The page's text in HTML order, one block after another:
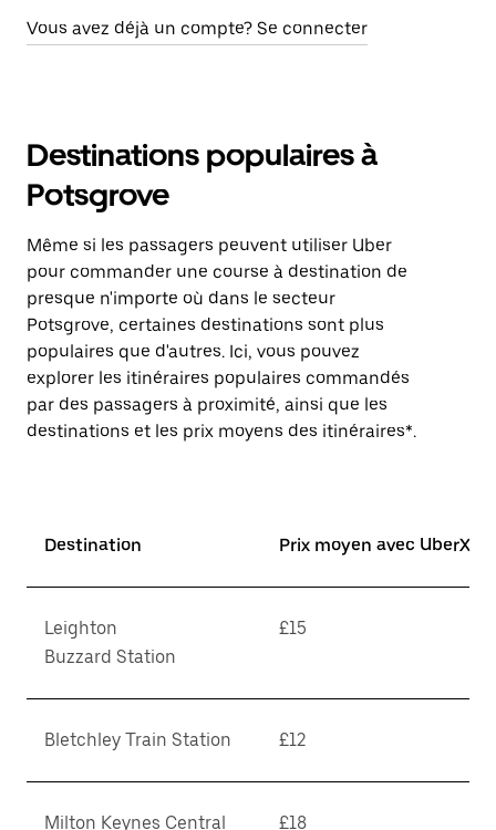
Vous avez déjà un compte? Se connecter
Destinations populaires à
Potsgrove
Même si les passagers peuvent utiliser Uber
pour commander une course à destination de
presque n'importe où dans le secteur
Potsgrove, certaines destinations sont plus
populaires que d'autres. Ici, vous pouvez
explorer les itinéraires populaires commandés
par des passagers à proximité, ainsi que les
destinations et les prix moyens des itinéraires*.
Destination Prix moyen avec UberX*
Leighton
Buzzard Station
£15
Bletchley Train Station £12
Milton Keynes Central £18